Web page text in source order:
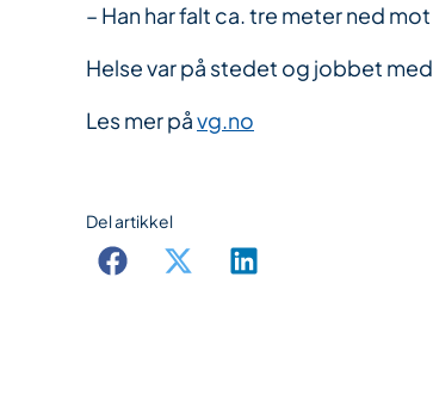
– Han har falt ca. tre meter ned
Helse var på stedet og jobbet
Les mer påvg.no
Del artikkel